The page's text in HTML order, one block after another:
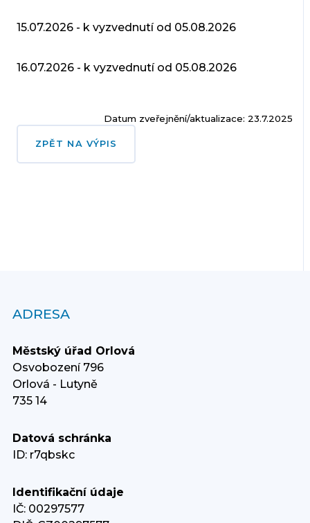
15.07.2026 - k vyzvednutí od 05.08.2026
16.07.2026 - k vyzvednutí od 05.08.2026
Datum zveřejnění/aktualizace: 23.7.2025
ZPĚT NA VÝPIS
ADRESA
Městský úřad Orlová
Osvobození 796
Orlová - Lutyně
735 14
Datová schránka
ID: r7qbskc
Identifikační údaje
IČ: 00297577